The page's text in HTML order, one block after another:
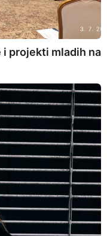
i projekti mladih na